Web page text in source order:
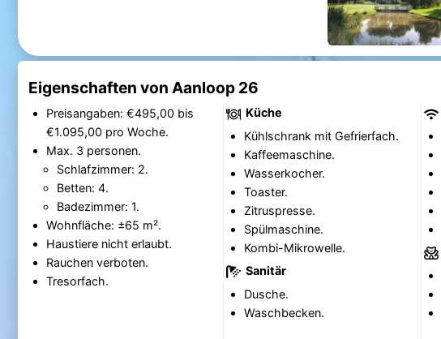
Eigenschaften von Aanloop 26
Preisangaben: €495,00 bis
€1.095,00 pro Woche.
Max. 3 personen.
Schlafzimmer: 2.
Betten: 4.
Badezimmer: 1.
Wohnfläche: ±65 m².
Haustiere nicht erlaubt.
Rauchen verboten.
Tresorfach.
Küche
Kühlschrank mit Gefrierfach.
Kaffeemaschine.
Wasserkocher.
Toaster.
Zitruspresse.
Spülmaschine.
Kombi-Mikrowelle.
Sanitär
Dusche.
Waschbecken.